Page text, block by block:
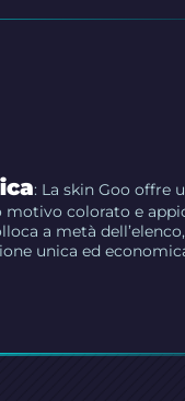
: La skin Goo offre
colorato e
a metà
unica ed